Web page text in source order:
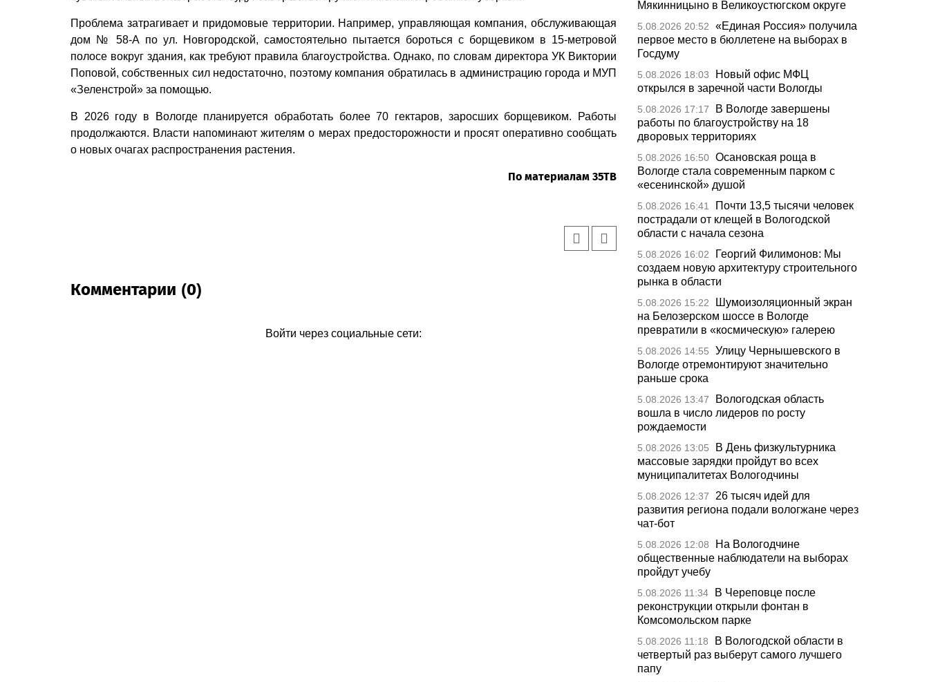
Проблема затрагивает и придомовые территории. Например, управляющая компания, обслуживающая
дом № 58-А по ул. Новгородской, самостоятельно пытается бороться с борщевиком в 15-метровой
полосе вокруг здания, как требуют правила благоустройства. Однако, по словам директора УК Виктории
Поповой, собственных сил недостаточно, поэтому компания обратилась в администрацию города и МУП
«Зеленстрой» за помощью.
В 2026 году в Вологде планируется обработать более 70 гектаров, заросших борщевиком. Работы
продолжаются. Власти напоминают жителям о мерах предосторожности и просят оперативно сообщать
о новых очагах распространения растения.
По материалам 35ТВ
Комментарии (0)
Войти через социальные сети:
Мякинницыно в Великоустюгском округе
5.08.2026 20:52
«Единая Россия» получила
первое место в бюллетене на выборах в
Госдуму
5.08.2026 18:03
Новый офис МФЦ
открылся в заречной части Вологды
5.08.2026 17:17
В Вологде завершены
работы по благоустройству на 18
дворовых территориях
5.08.2026 16:50 Осановская роща в
Вологде стала современным парком с
«есенинской» душой
5.08.2026 16:41
Почти 13,5 тысячи человек
пострадали от клещей в Вологодской
области с начала сезона
5.08.2026 16:02
Георгий Филимонов: Мы
создаем новую архитектуру строительного
рынка в области
5.08.2026 15:22
Шумоизоляционный экран
на Белозерском шоссе в Вологде
превратили в «космическую» галерею
5.08.2026 14:55
Улицу Чернышевского в
Вологде отремонтируют значительно
раньше срока
5.08.2026 13:47
Вологодская область
вошла в число лидеров по росту
рождаемости
5.08.2026 13:05
В День физкультурника
массовые зарядки пройдут во всех
муниципалитетах Вологодчины
5.08.2026 12:37
26 тысяч идей для
развития региона подали вологжане через
чат-бот
5.08.2026 12:08
На Вологодчине
общественные наблюдатели на выборах
пройдут учебу
5.08.2026 11:34
В Череповце после
реконструкции открыли фонтан в
Комсомольском парке
5.08.2026 11:18
В Вологодской области в
четвертый раз выберут самого лучшего
папу